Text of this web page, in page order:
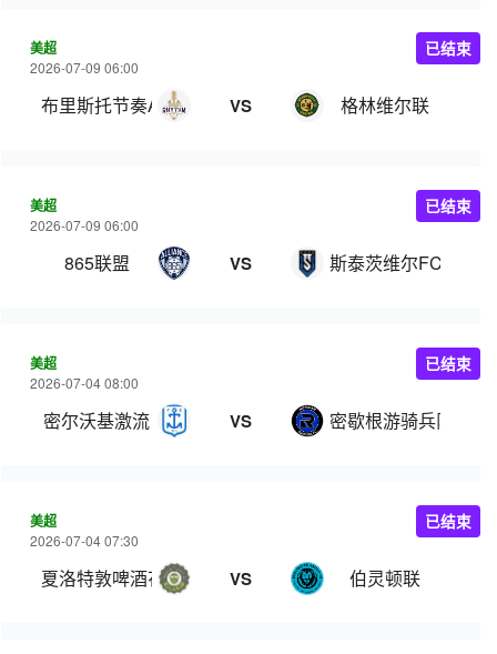
美超
2026-07-09 06:00
布里斯托节奏AFC VS 格林维尔联
已结束
美超
2026-07-09 06:00
865联盟 VS 斯泰茨维尔FC
已结束
美超
2026-07-04 08:00
密尔沃基激流 VS 密歇根游骑兵队
已结束
美超
2026-07-04 07:30
夏洛特敦啤酒花 VS 伯灵顿联
已结束